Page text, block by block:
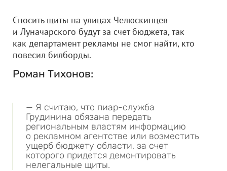
Сносить щиты на улицах Челюскинцев
и Луначарского будут за счет бюджета, так
как департамент рекламы не смог найти, кто
повесил билборды.
Роман Тихонов:
— Я считаю, что пиар-служба
Грудинина обязана передать
региональным властям информацию
о рекламном агентстве или возместить
ущерб бюджету области, за счет
которого придется демонтировать
нелегальные щиты.